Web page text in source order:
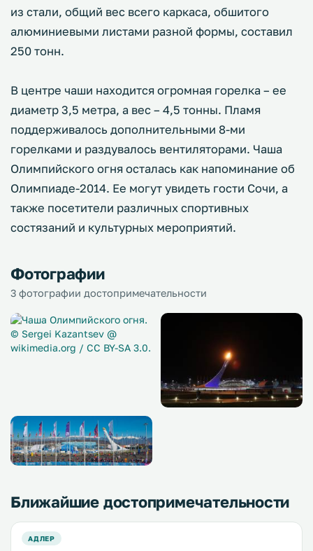
из стали, общий вес всего каркаса, обшитого
алюминиевыми листами разной формы, составил
250 тонн.
В центре чаши находится огромная горелка – ее
диаметр 3,5 метра, а вес – 4,5 тонны. Пламя
поддерживалось дополнительными 8-ми
горелками и раздувалось вентиляторами. Чаша
Олимпийского огня осталась как напоминание об
Олимпиаде-2014. Ее могут увидеть гости Сочи, а
также посетители различных спортивных
состязаний и культурных мероприятий.
Фотографии
3 фотографии достопримечательности
Ближайшие достопримечательности
АДЛЕР